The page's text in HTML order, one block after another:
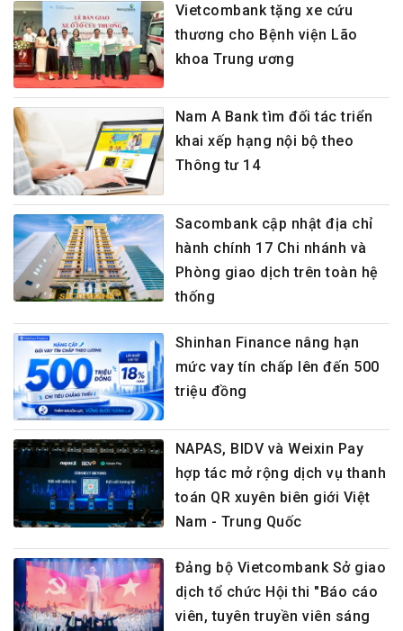
Vietcombank tặng xe cứu
thương cho Bệnh viện Lão
khoa Trung ương
Nam A Bank tìm đối tác triển
khai xếp hạng nội bộ theo
Thông tư 14
Sacombank cập nhật địa chỉ
hành chính 17 Chi nhánh và
Phòng giao dịch trên toàn hệ
thống
Shinhan Finance nâng hạn
mức vay tín chấp lên đến 500
triệu đồng
NAPAS, BIDV và Weixin Pay
hợp tác mở rộng dịch vụ thanh
toán QR xuyên biên giới Việt
Nam - Trung Quốc
Đảng bộ Vietcombank Sở giao
dịch tổ chức Hội thi "Báo cáo
viên, tuyên truyền viên sáng